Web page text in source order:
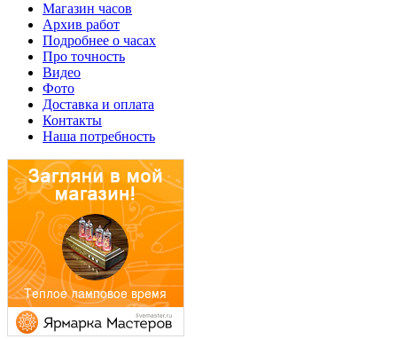
Магазин часов
Архив работ
Подробнее о часах
Про точность
Видео
Фото
Доставка и оплата
Контакты
Наша потребность